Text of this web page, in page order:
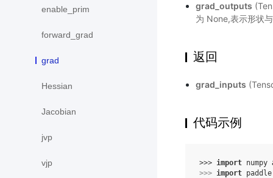
enable_prim
forward_grad
grad
Hessian
Jacobian
jvp
vjp
grad_outputs
为 None,表示形状
返回
grad_inputs
代码示例
>>> import numpy
>>> import paddle